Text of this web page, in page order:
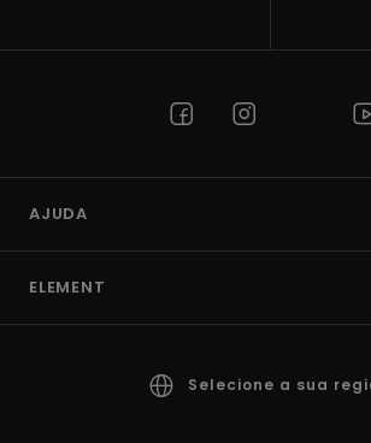
AJUDA
ELEMENT
Selecione a sua